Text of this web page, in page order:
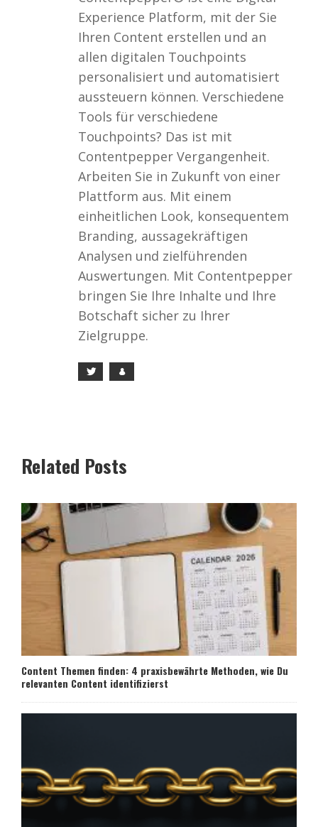
Experience Platform, mit der Sie
Ihren Content erstellen und an
allen digitalen Touchpoints
personalisiert und automatisiert
aussteuern können. Verschiedene
Tools für verschiedene
Touchpoints? Das ist mit
Contentpepper Vergangenheit.
Arbeiten Sie in Zukunft von einer
Plattform aus. Mit einem
einheitlichen Look, konsequentem
Branding, aussagekräftigen
Analysen und zielführenden
Auswertungen. Mit Contentpepper
bringen Sie Ihre Inhalte und Ihre
Botschaft sicher zu Ihrer
Zielgruppe.
Related Posts
Content Themen finden: 4 praxisbewährte Methoden, wie Du
relevanten Content identifizierst